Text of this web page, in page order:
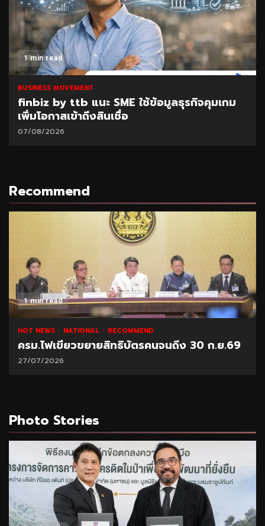
1 min read
BUSINESS MOVEMENT
finbiz by ttb แนะ SME ใช้ข้อมูลธุรกิจคุมเกม
เพิ่มโอกาสเข้าถึงสินเชื่อ
07/08/2026
Recommend
1 min read
HOT NEWS NATIONAL RECOMMEND
ครม.ไฟเขียวขยายสิทธิบัตรคนจนถึง 30 ก.ย.69
27/07/2026
Photo Stories